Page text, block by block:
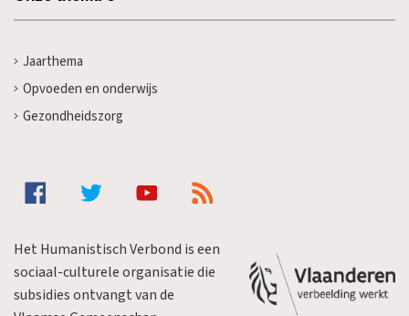
Jaarthema
Opvoeden en onderwijs
Gezondheidszorg
Het Humanistisch Verbond is een
sociaal-culturele organisatie die
subsidies ontvangt van de